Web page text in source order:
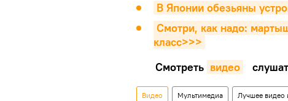
В Японии обезьяны
Смотри, как надо:
класс>>>
Смотреть видео
Видео Мультимедиа Лучшее видео